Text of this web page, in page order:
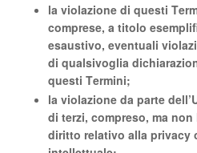
la violazione di questi
comprese, a titolo
esaustivo, eventuali
di qualsivoglia
questi Termini;
la violazione da parte
di terzi, compreso, ma
diritto relativo alla privacy